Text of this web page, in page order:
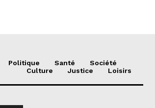
Politique Santé
Société
Culture
Justice Loisirs